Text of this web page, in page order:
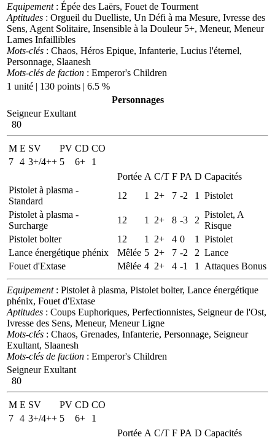
Equipement: Épée des Laërs, Fouet de Tourment
Aptitudes : Orgueil du Duelliste, Un Défi à ma Mesure, Ivresse des
Sens, Agent Solitaire, Insensible à la Douleur 5+, Meneur, Meneur
Lames Infaillibles
Mots-clés : Chaos, Héros Epique, Infanterie, Lucius l'éternel,
Personnage, Slaanesh
Mots-clés de faction : Emperor's Children
1 unité | 130 points | 6.5 %
Personnages
Seigneur Exultant
80
M E SV PV CD CO
7 4 3+/4++ 5 6+
1
Portée A C/T F PA D Capacités
Pistolet à plasma -
Standard
12 1 2+ 7 -2 1
Pistolet
Pistolet à plasma -
Surcharge
12 1 2+ 8 -3 2
Pistolet, A
Risque
Pistolet bolter
12 1 2+ 4 0 1
Pistolet
Lance énergétique phénix
Mêlée 5 2+ 7 -2 2 Lance
Fouet d'Extase
Mêlée 4 2+ 4 -1 1 Attaques Bonus
Equipement: Pistolet à plasma, Pistolet bolter, Lance énergétique
phénix, Fouet d'Extase
Aptitudes : Coups Euphoriques, Perfectionnistes, Seigneur de l'Ost,
Ivresse des Sens, Meneur, Meneur Ligne
Mots-clés : Chaos, Grenades, Infanterie, Personnage, Seigneur
Exultant, Slaanesh
Mots-clés de faction : Emperor's Children
Seigneur Exultant
80
M E SV PV CD CO
7 4 3+/4++ 5 6+
1
Portée A C/T F PA D Capacités